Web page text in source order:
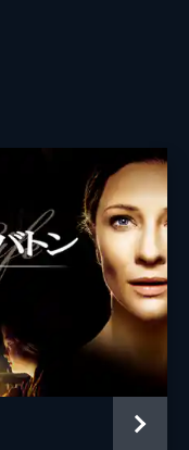
アレクサンダー・ペイン
アレクサンダー・ペイン
ジム・テイラー
ロルフ・ケント
マーク・ジョンソン
アレクサンダー・ペイン
ジム・テイラー